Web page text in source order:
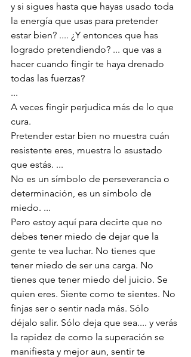
y si sigues hasta que hayas usado toda
la energía que usas para pretender
estar bien? .... ¿Y entonces que has
logrado pretendiendo? ... que vas a
hacer cuando fingir te haya drenado
todas las fuerzas?
...
A veces fingir perjudica más de lo que
cura.
Pretender estar bien no muestra cuán
resistente eres, muestra lo asustado
que estás. ...
No es un símbolo de perseverancia o
determinación, es un símbolo de
miedo. ...
Pero estoy aquí para decirte que no
debes tener miedo de dejar que la
gente te vea luchar. No tienes que
tener miedo de ser una carga. No
tienes que tener miedo del juicio. Se
quien eres. Siente como te sientes. No
finjas ser o sentir nada más. Sólo
déjalo salir. Sólo deja que sea.... y verás
la rapidez de como la superación se
manifiesta y mejor aun, sentir te